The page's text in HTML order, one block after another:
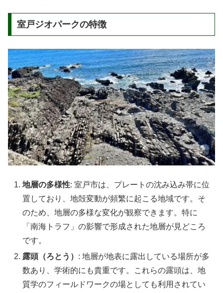
室戸ジオパークの特徴
地層の多様性: 室戸市は、プレートの沈み込み帯に位
置しており、地殻変動が頻繁に起こる地域です。そ
のため、地層の多様な変化が観察できます。特に
「南海トラフ」の影響で形成された地層が見どころ
です。
露頭（ろとう） : 地層が地表に露出している場所が多
数あり、学術的にも貴重です。これらの露頭は、地
質学のフィールドワークの場としても利用されてい